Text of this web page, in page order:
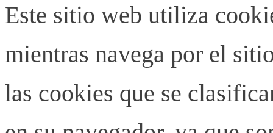
Este sitio web utiliza
mientras navega por el
las cookies que se